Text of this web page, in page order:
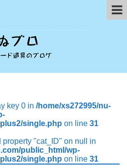
key 0 in /home/xs272995/nu-
single.php on line 31
property "cat_ID" on null in
public_html/wp-
single.php on line 31